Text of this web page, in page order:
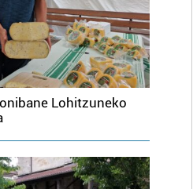
Lohitzuneko